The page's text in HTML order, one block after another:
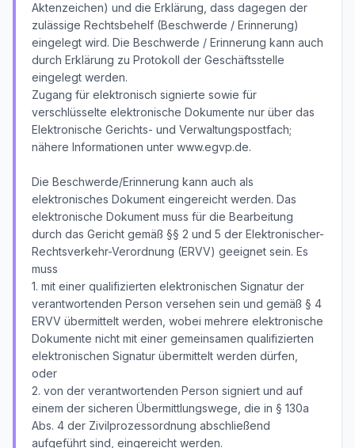
Aktenzeichen) und die Erklärung, dass dagegen der
zulässige Rechtsbehelf (Beschwerde / Erinnerung)
eingelegt wird. Die Beschwerde / Erinnerung kann auch
durch Erklärung zu Protokoll der Geschäftsstelle
eingelegt werden.
Zugang für elektronisch signierte sowie für
verschlüsselte elektronische Dokumente nur über das
Elektronische Gerichts- und Verwaltungspostfach;
nähere Informationen unter www.egvp.de.
Die Beschwerde/Erinnerung kann auch als
elektronisches Dokument eingereicht werden. Das
elektronische Dokument muss für die Bearbeitung
durch das Gericht gemäß §§ 2 und 5 der Elektronischer-
Rechtsverkehr-Verordnung (ERVV) geeignet sein. Es
muss
1. mit einer qualifizierten elektronischen Signatur der
verantwortenden Person versehen sein und gemäß § 4
ERVV übermittelt werden, wobei mehrere elektronische
Dokumente nicht mit einer gemeinsamen qualifizierten
elektronischen Signatur übermittelt werden dürfen,
oder
2. von der verantwortenden Person signiert und auf
einem der sicheren Übermittlungswege, die in § 130a
Abs. 4 der Zivilprozessordnung abschließend
aufgeführt sind, eingereicht werden.